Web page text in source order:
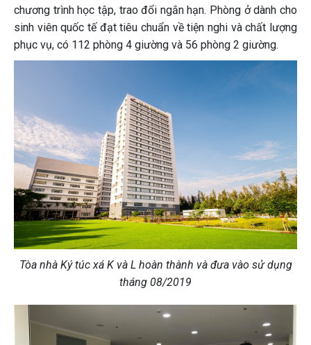
chương trình học tập, trao đổi ngắn hạn. Phòng ở dành cho
sinh viên quốc tế đạt tiêu chuẩn về tiện nghi và chất lượng
phục vụ, có 112 phòng 4 giường và 56 phòng 2 giường.
Tòa nhà Ký túc xá K và L hoàn thành và đưa vào sử dụng
tháng 08/2019